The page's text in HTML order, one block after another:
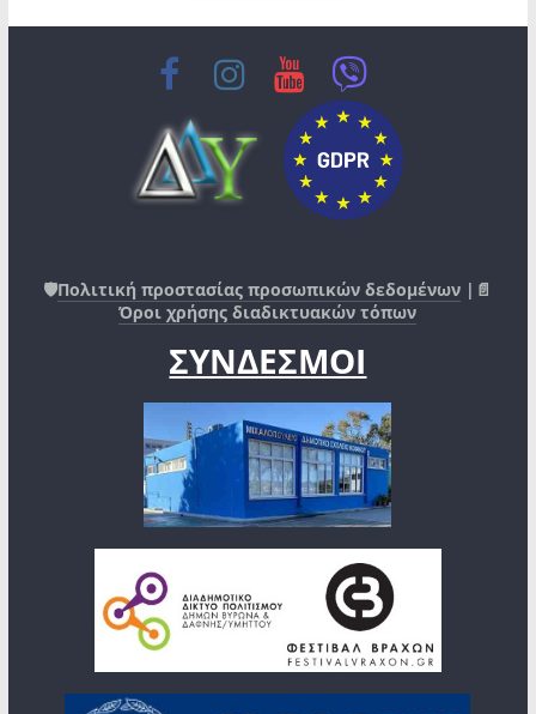
🛡️Πολιτική προστασίας προσωπικών δεδομένων |📄
Όροι χρήσης διαδικτυακών τόπων
ΣΥΝΔΕΣΜΟΙ